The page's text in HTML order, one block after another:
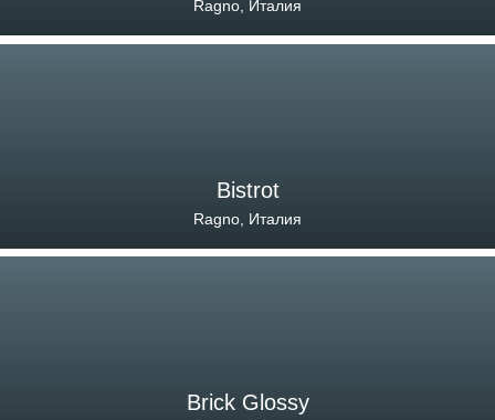
Ragno, Италия
Bistrot
Ragno, Италия
Brick Glossy